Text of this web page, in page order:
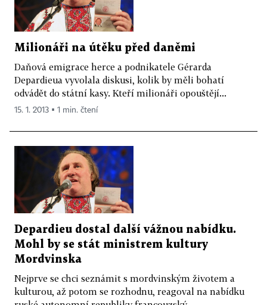
Milionáři na útěku před daněmi
Daňová emigrace herce a podnikatele Gérarda
Depardieua vyvolala diskusi, kolik by měli bohatí
odvádět do státní kasy. Kteří milionáři opouštějí...
15. 1. 2013 ▪ 1 min. čtení
Depardieu dostal další vážnou nabídku.
Mohl by se stát ministrem kultury
Mordvinska
Nejprve se chci seznámit s mordvinským životem a
kulturou, až potom se rozhodnu, reagoval na nabídku